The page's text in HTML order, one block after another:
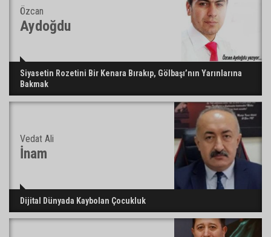
Özcan
Aydoğdu
Siyasetin Rozetini Bir Kenara Bırakıp, Gölbaşı’nın Yarınlarına
Bakmak
Vedat Ali
İnam
Dijital Dünyada Kaybolan Çocukluk